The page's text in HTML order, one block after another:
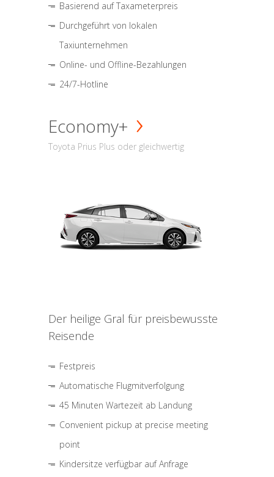
Basierend auf Taxameterpreis
Durchgeführt von lokalen
Taxiunternehmen
Online- und Offline-Bezahlungen
24/7-Hotline
Economy+
Toyota Prius Plus oder gleichwertig
Der heilige Gral für preisbewusste
Reisende
Festpreis
Automatische Flugmitverfolgung
45 Minuten Wartezeit ab Landung
Convenient pickup at precise meeting
point
Kindersitze verfügbar auf Anfrage